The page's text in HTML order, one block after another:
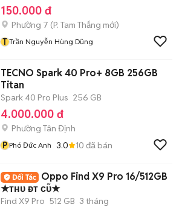
150.000 đ
Phường 7 (P. Tam Thắng mới)
T Trần Nguyễn Hùng Dũng
TECNO Spark 40 Pro+ 8GB 256GB
Titan
Spark 40 Pro Plus 256 GB
4.000.000 đ
Phường Tân Định
P Phó Đức Anh 3.0 10 đã bán
Oppo Find X9 Pro 16/512GB
★ᴛʜᴜ ᴆᴛ ᴄᴜ̃★
Find X9 Pro 512 GB 3 tháng